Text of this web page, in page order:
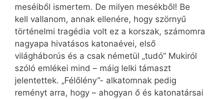
meséiből ismertem. De milyen mesékből! Be
kell vallanom, annak ellenére, hogy szörnyű
történelmi tragédia volt ez a korszak, számomra
nagyapa hivatásos katonaévei, első
világháborús és a csak németül „tudó” Mukiról
szóló emlékei mind – máig lelki támaszt
jelentettek. „Félőlény”- alkatomnak pedig
reményt arra, hogy – ahogyan ő és katonatársai